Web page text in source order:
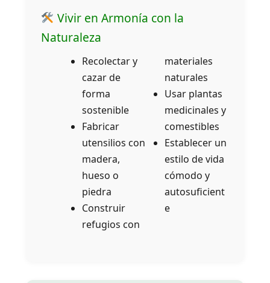
Vivir en Armonía con la
Naturaleza
Recolectar y
cazar de
forma
sostenible
Fabricar
utensilios con
madera,
hueso o
piedra
Construir
refugios con
materiales
naturales
Usar plantas
medicinales y
comestibles
Establecer un
estilo de vida
cómodo y
autosuficient
e